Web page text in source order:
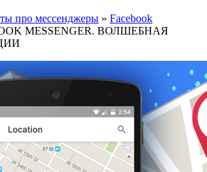
про мессенджеры » Facebook
MESSENGER. ВОЛШЕБНАЯ